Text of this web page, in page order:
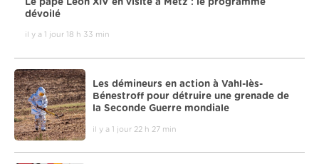
Le pape Léon XIV en visite à Metz : le programme
dévoilé
il y a 1 jour 18 h 33 min
Les démineurs en action à Vahl-lès-
Bénestroff pour détruire une grenade de
la Seconde Guerre mondiale
il y a 1 jour 22 h 27 min